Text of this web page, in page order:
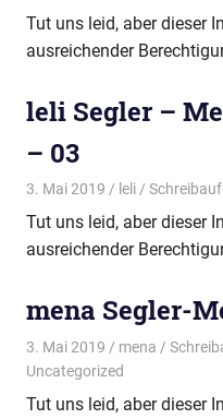
Tut uns leid, aber dieser
ausreichender
leli Segler –
– 03
3. Mai 2019 leli
Tut uns leid, aber dieser
ausreichender
mena Segler-
3. Mai 2019 mena
Uncategorized
Tut uns leid, aber dieser